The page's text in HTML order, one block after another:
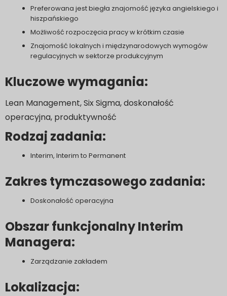
Preferowana jest biegła znajomość języka angielskiego i
hiszpańskiego
Możliwość rozpoczęcia pracy w krótkim czasie
Znajomość lokalnych i międzynarodowych wymogów
regulacyjnych w sektorze produkcyjnym
Kluczowe wymagania:
Lean Management, Six Sigma, doskonałość
operacyjna, produktywność
Rodzaj zadania:
Interim, Interim to Permanent
Zakres tymczasowego zadania:
Doskonałość operacyjna
Obszar funkcjonalny Interim
Managera:
Zarządzanie zakładem
Lokalizacja: